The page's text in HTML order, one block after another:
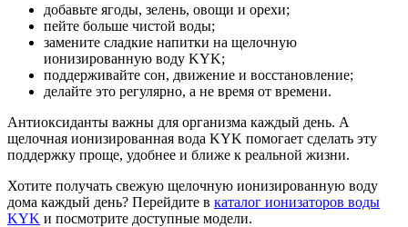
добавьте ягоды, зелень, овощи и орехи;
пейте больше чистой воды;
замените сладкие напитки на щелочную
ионизированную воду KYK;
поддерживайте сон, движение и восстановление;
делайте это регулярно, а не время от времени.
Антиоксиданты важны для организма каждый день. А
щелочная ионизированная вода KYK помогает сделать эту
поддержку проще, удобнее и ближе к реальной жизни.
Хотите получать свежую щелочную ионизированную воду
дома каждый день? Перейдите в каталог ионизаторов воды
KYK и посмотрите доступные модели.